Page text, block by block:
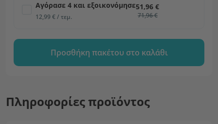
Αγόρασε 4 και εξοικονόμησε
12,99 € / τεμ.
51,96 €
71,96 €
Προσθήκη πακέτου στο καλάθι
Πληροφορίες προϊόντος